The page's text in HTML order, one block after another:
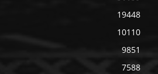
19448
10110
9851
7588